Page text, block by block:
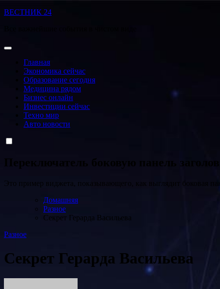
Перейти
ВЕСТНИК 24
Главная
Экономика сейчас
Образование сегодня
Медицина рядом
Бизнес онлайн
Инвестиции сейчас
Техно мир
Авто новости
Переключатель боковую панель
Это пример виджета, показывающего, как выглядит боковая
Домашняя
Разное
Секрет Герарда Васильева
Разное
Секрет Герарда Васильева